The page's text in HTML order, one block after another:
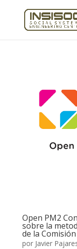
Open PM2
sobre la
de la
por Javier